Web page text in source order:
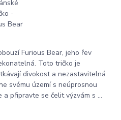
Furious Bear, jeho řev
Toto tričko je
divokost a nezastavitelná
svému území s neúprosnou
připravte se čelit výzvám s ...